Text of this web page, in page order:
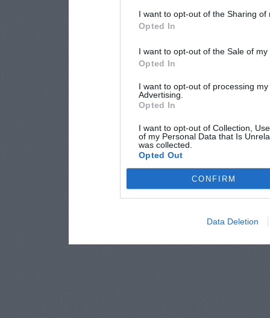
I want to opt-out of the Sharing of
Opted In
I want to opt-out of the Sale of
Opted In
I want to opt-out of processing
Advertising.
Opted In
I want to opt-out of Collection,
of my Personal Data that Is
was collected.
Opted Out
CONFIRM
Data Deletion